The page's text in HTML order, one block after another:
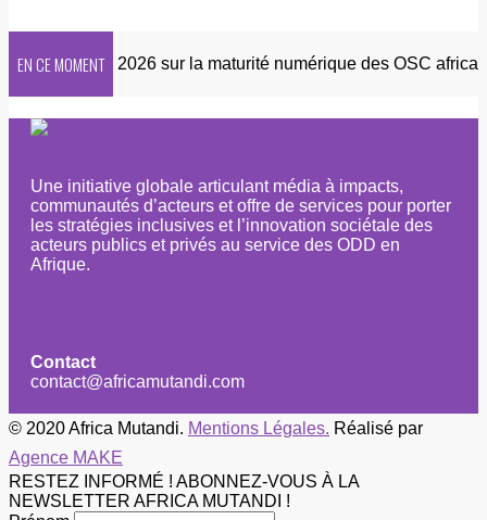
EN CE MOMENT
Enquête 2026 sur la maturité numérique des OSC africaines
Une initiative globale articulant média à impacts,
communautés d’acteurs et offre de services pour porter
les stratégies inclusives et l’innovation sociétale des
acteurs publics et privés au service des ODD en
Afrique.
Contact
contact@africamutandi.com
© 2020 Africa Mutandi. Mentions Légales. Réalisé par
Agence MAKE
RESTEZ INFORMÉ ! ABONNEZ-VOUS À LA
NEWSLETTER AFRICA MUTANDI !